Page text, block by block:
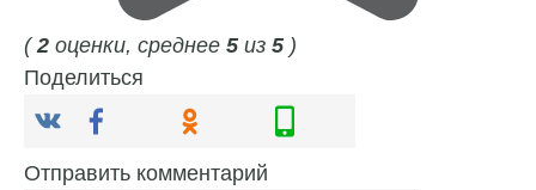
(2 оценки, среднее 5из 5)
Поделиться
Отправить комментарий